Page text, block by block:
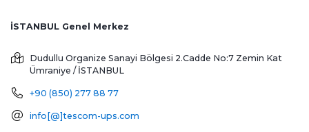
İSTANBUL Genel Merkez
Dudullu Organize Sanayi Bölgesi 2.Cadde No:7 Zemin Kat
Ümraniye / İSTANBUL
+90 (850) 277 88 77
info[@]tescom-ups.com